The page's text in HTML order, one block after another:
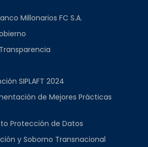
Millonarios FC S.A.
SIPLAFT 2024
de Mejores Prácticas
Protección de Datos
y Soborno Transnacional